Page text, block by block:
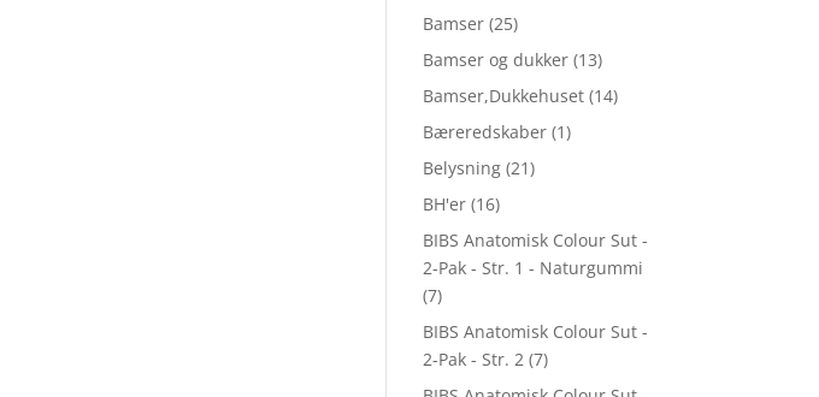
Bamser (25)
Bamser og dukker (13)
Bamser,Dukkehuset (14)
Bæreredskaber (1)
Belysning (21)
BH'er (16)
BIBS Anatomisk Colour Sut -
2-Pak - Str. 1 - Naturgummi
(7)
BIBS Anatomisk Colour Sut -
2-Pak - Str. 2 (7)